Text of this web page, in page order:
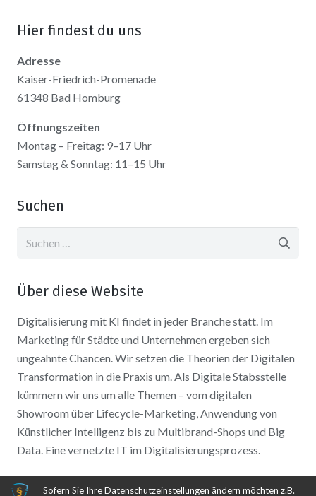
Hier findest du uns
Adresse
Kaiser-Friedrich-Promenade
61348 Bad Homburg
Öffnungszeiten
Montag – Freitag: 9–17 Uhr
Samstag & Sonntag: 11–15 Uhr
Suchen
Über diese Website
Digitalisierung mit KI findet in jeder Branche statt. Im
Marketing für Städte und Unternehmen ergeben sich
ungeahnte Chancen. Wir setzen die Theorien der Digitalen
Transformation in die Praxis um. Als Digitale Stabsstelle
kümmern wir uns um alle Themen – vom digitalen
Showroom über Lifecycle-Marketing, Anwendung von
Künstlicher Intelligenz bis zu Multibrand-Shops und Big
Data. Eine vernetzte IT im Digitalisierungsprozess.
Sofern Sie Ihre Datenschutzeinstellungen ändern möchten z.B.